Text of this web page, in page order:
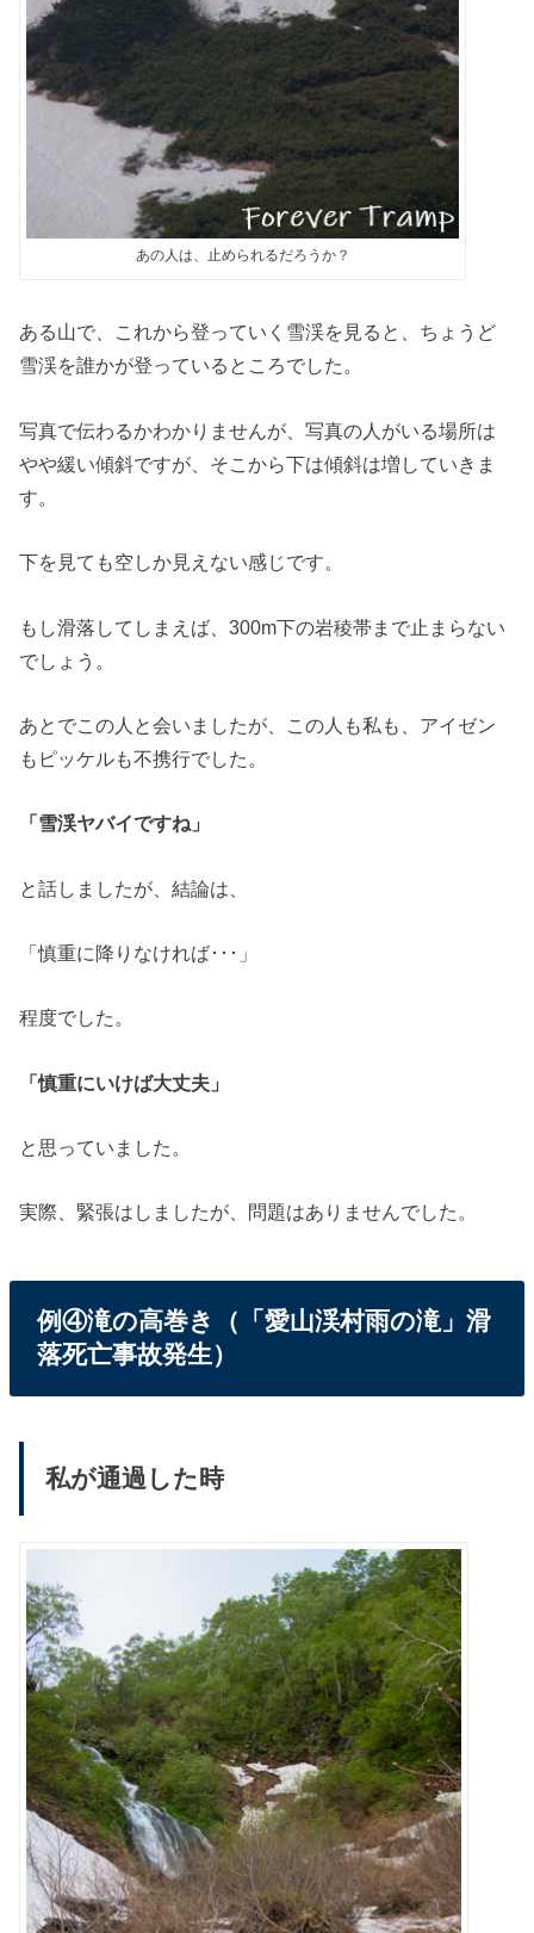
あの人は、止められるだろうか？
ある山で、これから登っていく雪渓を見ると、ちょうど
雪渓を誰かが登っているところでした。
写真で伝わるかわかりませんが、写真の人がいる場所は
やや緩い傾斜ですが、そこから下は傾斜は増していきま
す。
下を見ても空しか見えない感じです。
もし滑落してしまえば、300m下の岩稜帯まで止まらない
でしょう。
あとでこの人と会いましたが、この人も私も、アイゼン
もピッケルも不携行でした。
「雪渓ヤバイですね」
と話しましたが、結論は、
「慎重に降りなければ･･･」
程度でした。
「慎重にいけば大丈夫」
と思っていました。
実際、緊張はしましたが、問題はありませんでした。
例④滝の高巻き（「愛山渓村雨の滝」滑
落死亡事故発生）
私が通過した時